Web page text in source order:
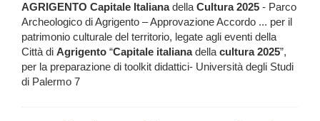
AGRIGENTO Capitale ItalianadellaCultura 2025 - Parco
Archeologico di Agrigento – Approvazione Accordo ... per il
patrimonio culturale del territorio, legate agli eventi della
Città di Agrigento “Capitale italianadellacultura 2025”,
per la preparazione di toolkit didattici- Università degli Studi
di Palermo 7